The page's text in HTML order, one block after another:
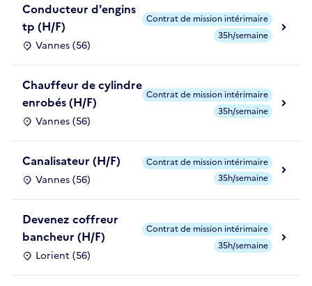
Conducteur d'engins
tp (H/F)
Vannes (56)
Contrat de mission intérimaire
35h/semaine
Chauffeur de cylindre
enrobés (H/F)
Vannes (56)
Contrat de mission intérimaire
35h/semaine
Canalisateur (H/F)
Vannes (56)
Contrat de mission intérimaire
35h/semaine
Devenez coffreur
bancheur (H/F)
Lorient (56)
Contrat de mission intérimaire
35h/semaine